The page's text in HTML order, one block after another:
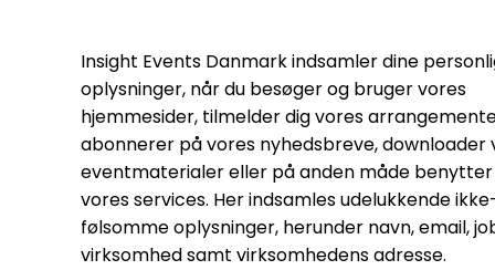
Insight Events Danmark indsamler dine
oplysninger, når du besøger og bruger vores
hjemmesider, tilmelder dig vores
abonnerer på vores nyhedsbreve, downloader
eventmaterialer eller på anden måde benytter
vores services. Her indsamles udelukkende
følsomme oplysninger, herunder navn, email,
virksomhed samt virksomhedens adresse.